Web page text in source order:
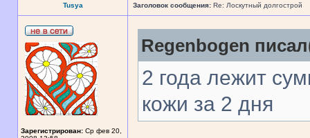
Tusya Заголовок сообщения: Re: Лоскутный долгострой
Зарегистрирован: Ср фев 20,
Regenbogen
2 года лежит
кожи за 2 дня